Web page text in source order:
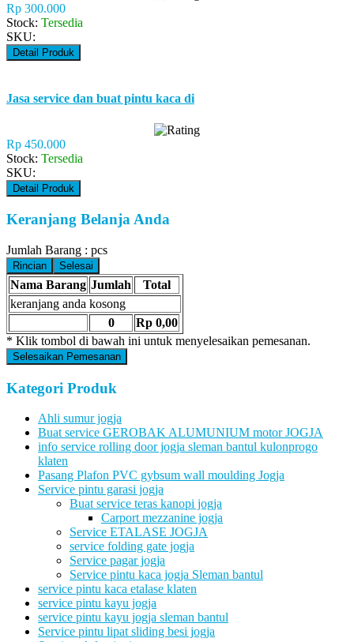
Rp 300.000
Stock: Tersedia
SKU:
Detail Produk
Jasa service dan buat pintu kaca di
Rp 450.000
Stock: Tersedia
SKU:
Detail Produk
Keranjang Belanja Anda
Jumlah Barang : pcs
Rincian Selesai
Nama Barang Jumlah Total
0 Rp 0,00
keranjang anda kosong
* Klik tombol di bawah ini untuk menyelesaikan pemesanan.
Selesaikan Pemesanan
Kategori Produk
Ahli sumur jogja
Buat service GEROBAK ALUMUNIUM motor JOGJA
info service rolling door jogja sleman bantul kulonprogo
klaten
Pasang Plafon PVC gybsum wall moulding Jogja
Service pintu garasi jogja
Buat service teras kanopi jogja
Carport mezzanine jogja
Service ETALASE JOGJA
service folding gate jogja
Service pagar jogja
Service pintu kaca jogja Sleman bantul
service pintu kaca etalase klaten
service pintu kayu jogja
service pintu kayu jogja sleman bantul
Service pintu lipat sliding besi jogja